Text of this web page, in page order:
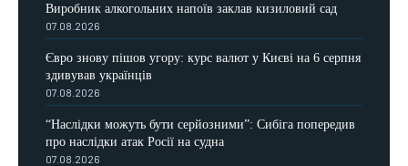
Виробник алкогольних напоїв заклав кизиловий сад
07.08.2026
Євро знову пішов угору: курс валют у Києві на 6 серпня
здивував українців
07.08.2026
“Наслідки можуть бути серйозними”: Сибіга попередив
про наслідки атак Росії на судна
07.08.2026